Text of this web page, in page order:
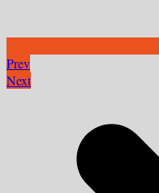
Prev
Next